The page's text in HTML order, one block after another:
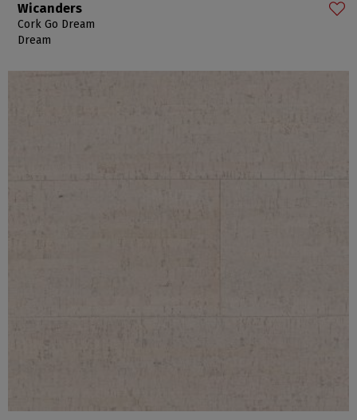
Wicanders
Cork Go Dream
Dream